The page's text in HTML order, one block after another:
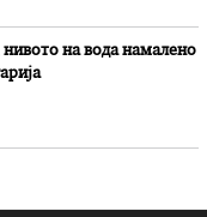
на вода намалено